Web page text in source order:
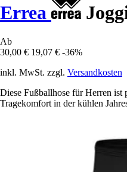
Errea
Ab
30,00 € 19,07 € -36%
inkl. MwSt. zzgl. Versandkosten
Diese Fußballhose für Herren ist
Tragekomfort in der kühlen